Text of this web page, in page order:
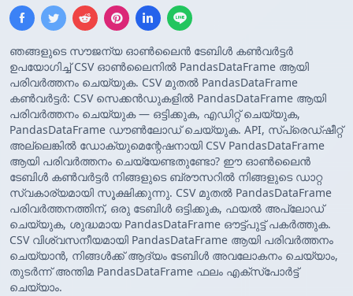
ഞങ്ങളുടെ സൗജന്യ ഓൺലൈൻ ടേബിൾ കൺവർട്ടർ
ഉപയോഗിച്ച് CSV ഓൺലൈനിൽ PandasDataFrame ആയി
പരിവർത്തനം ചെയ്യുക. CSV മുതൽ PandasDataFrame
കൺവർട്ടർ: CSV സെക്കൻഡുകളിൽ PandasDataFrame ആയി
പരിവർത്തനം ചെയ്യുക — ഒട്ടിക്കുക, എഡിറ്റ് ചെയ്യുക,
PandasDataFrame ഡൗൺലോഡ് ചെയ്യുക. API, സ്പ്രെഡ്ഷീറ്റ്
അല്ലെങ്കിൽ ഡോക്യുമെന്റേഷനായി CSV PandasDataFrame
ആയി പരിവർത്തനം ചെയ്യേണ്ടതുണ്ടോ? ഈ ഓൺലൈൻ
ടേബിൾ കൺവർട്ടർ നിങ്ങളുടെ ബ്രൗസറിൽ നിങ്ങളുടെ ഡാറ്റ
സ്വകാര്യമായി സൂക്ഷിക്കുന്നു. CSV മുതൽ PandasDataFrame
പരിവർത്തനത്തിന്, ഒരു ടേബിൾ ഒട്ടിക്കുക, ഫയൽ അപ്‌ലോഡ്
ചെയ്യുക, ശുദ്ധമായ PandasDataFrame ഔട്ട്‌പുട്ട് പകർത്തുക.
CSV വിശ്വസനീയമായി PandasDataFrame ആയി പരിവർത്തനം
ചെയ്യാൻ, നിങ്ങൾക്ക് ആദ്യം ടേബിൾ അവലോകനം ചെയ്യാം,
തുടർന്ന് അന്തിമ PandasDataFrame ഫലം എക്സ്‌പോർട്ട്
ചെയ്യാം.